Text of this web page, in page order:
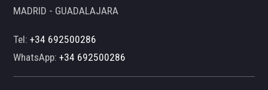
MADRID - GUADALAJARA
Tel:+34 692500286
WhatsApp:+34 692500286